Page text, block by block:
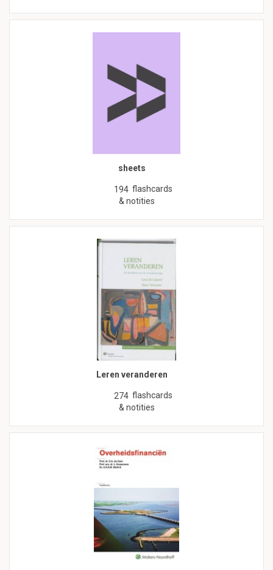
sheets
194 flashcards
& notities
Leren veranderen
274 flashcards
& notities